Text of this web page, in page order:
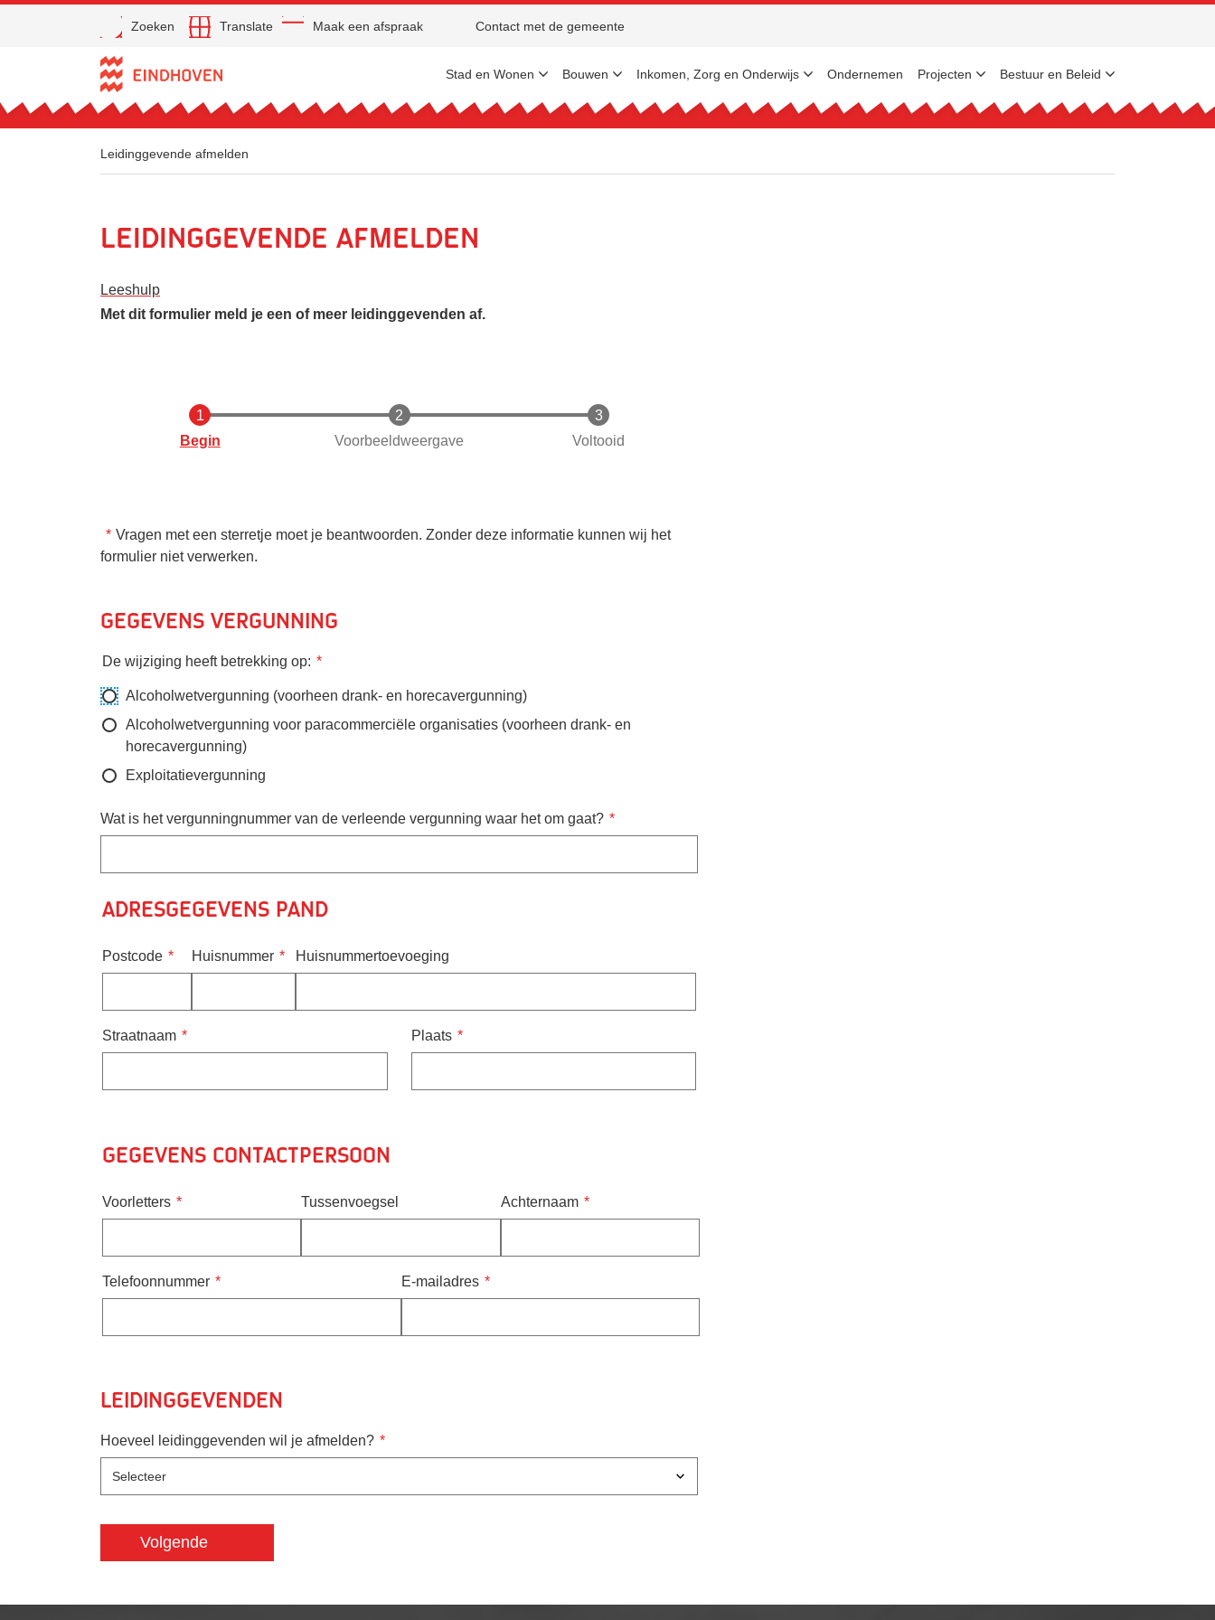
Direct naar de inhoud
Open
Zoeken Translate Maak een afspraak Contact met de gemeente
Stad en Wonen Bouwen Inkomen, Zorg en Onderwijs Ondernemen Projecten Bestuur en Beleid
Leidinggevende afmelden
Leidinggevende afmelden
Leeshulp
Met dit formulier meld je een of meer leidinggevenden af.
Huidige
Begin Voorbeeldweergave Voltooid
Vragen met een sterretje moet je beantwoorden. Zonder deze informatie kunnen wij het
formulier niet verwerken.
Gegevens vergunning
De wijziging heeft betrekking op:
Alcoholwetvergunning (voorheen drank- en horecavergunning)
Alcoholwetvergunning voor paracommerciële organisaties (voorheen drank- en
horecavergunning)
Exploitatievergunning
Wat is het vergunningnummer van de verleende vergunning waar het om gaat?
Adresgegevens pand
Postcode Huisnummer Huisnummertoevoeging
Straatnaam Plaats
Gegevens contactpersoon
Voorletters Tussenvoegsel Achternaam
Telefoonnummer E-mailadres
Leidinggevenden
Hoeveel leidinggevenden wil je afmelden?